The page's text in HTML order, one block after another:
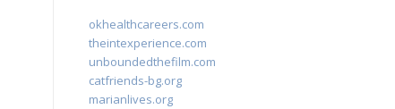
okhealthcareers.com
theintexperience.com
unboundedthefilm.com
catfriends-bg.org
marianlives.org